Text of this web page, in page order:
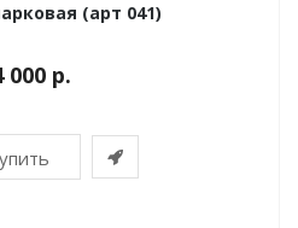
(арт 041)
000 р.